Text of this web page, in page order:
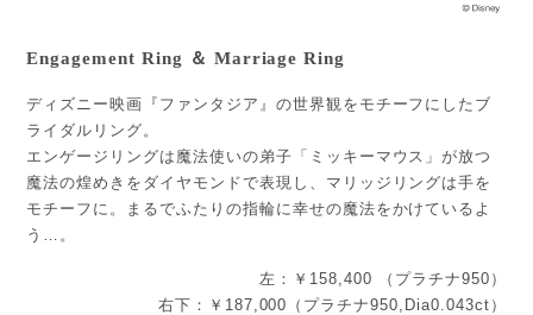
Engagement Ring ＆ Marriage Ring
ディズニー映画『ファンタジア』の世界観をモチーフにしたブ
ライダルリング。
エンゲージリングは魔法使いの弟子「ミッキーマウス」が放つ
魔法の煌めきをダイヤモンドで表現し、マリッジリングは手を
モチーフに。まるでふたりの指輪に幸せの魔法をかけているよ
う…。
左：￥158,400 （プラチナ950）
右下：￥187,000（プラチナ950,Dia0.043ct）